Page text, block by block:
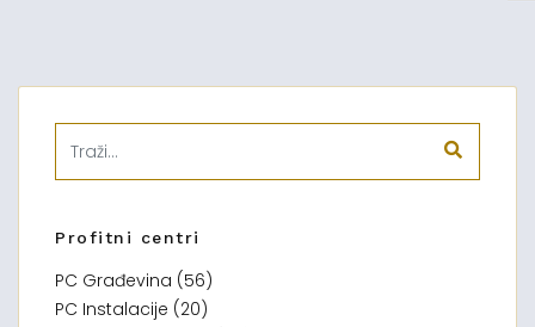
Profitni centri
PC Građevina (56)
PC Instalacije (20)